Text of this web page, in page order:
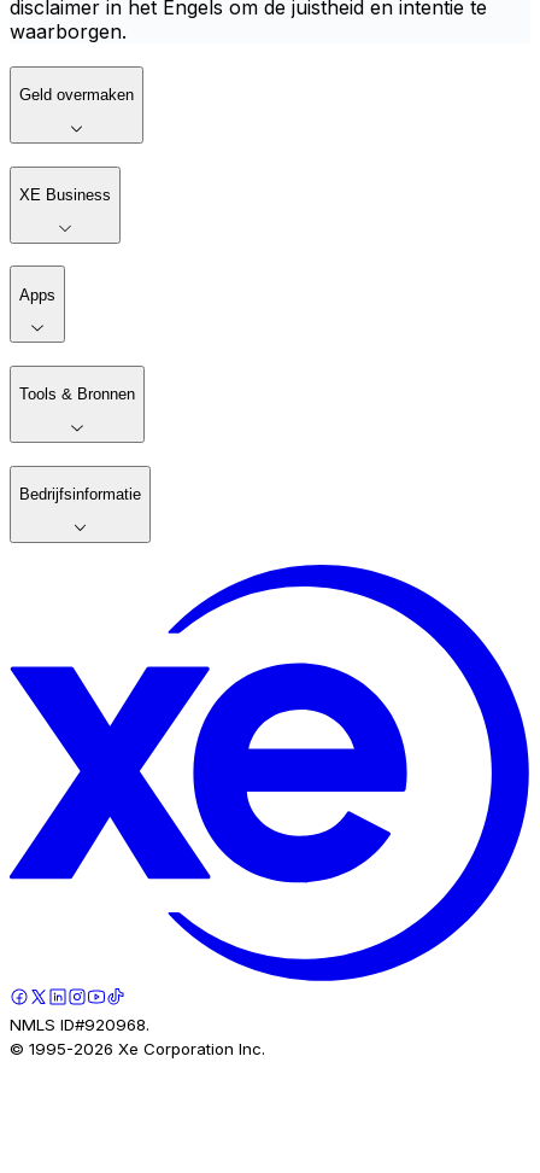
disclaimer in het Engels om de juistheid en intentie te
waarborgen.
Geld overmaken
XE Business
Apps
Tools & Bronnen
Bedrijfsinformatie
NMLS ID#920968.
© 1995-2026 Xe Corporation Inc.